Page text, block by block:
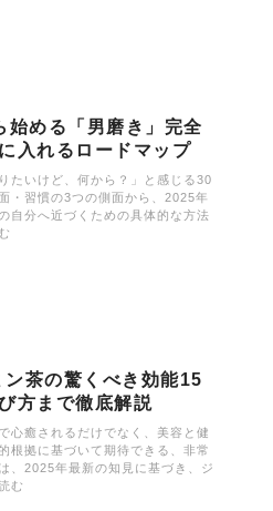
める「男磨き」完全
入れるロードマップ
たいけど、何から？」と感じる30
・習慣の3つの側面から、2025年
自分へ近づくための具体的な方法
ン茶の驚くべき効能15
方まで徹底解説
心癒されるだけでなく、美容と健
根拠に基づいて期待できる、非常
、2025年最新の知見に基づき、ジ
む